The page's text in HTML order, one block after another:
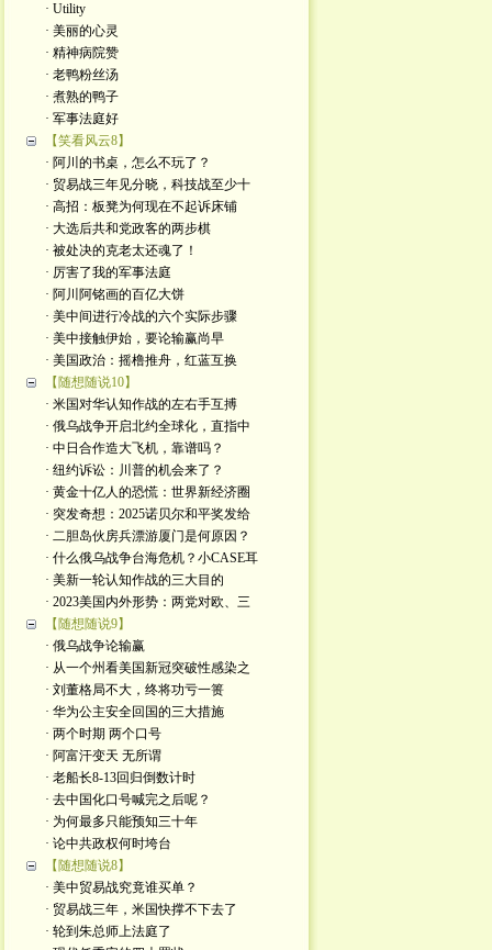
· Utility
· 美丽的心灵
· 精神病院赞
· 老鸭粉丝汤
· 煮熟的鸭子
· 军事法庭好
【笑看风云8】
· 阿川的书桌，怎么不玩了？
· 贸易战三年见分晓，科技战至少十
· 高招：板凳为何现在不起诉床铺
· 大选后共和党政客的两步棋
· 被处决的克老太还魂了！
· 厉害了我的军事法庭
· 阿川阿铭画的百亿大饼
· 美中间进行冷战的六个实际步骤
· 美中接触伊始，要论输赢尚早
· 美国政治：摇橹推舟，红蓝互换
【随想随说10】
· 米国对华认知作战的左右手互搏
· 俄乌战争开启北约全球化，直指中
· 中日合作造大飞机，靠谱吗？
· 纽约诉讼：川普的机会来了？
· 黄金十亿人的恐慌：世界新经济圈
· 突发奇想：2025诺贝尔和平奖发给
· 二胆岛伙房兵漂游厦门是何原因？
· 什么俄乌战争台海危机？小CASE耳
· 美新一轮认知作战的三大目的
· 2023美国内外形势：两党对欧、三
【随想随说9】
· 俄乌战争论输赢
· 从一个州看美国新冠突破性感染之
· 刘董格局不大，终将功亏一篑
· 华为公主安全回国的三大措施
· 两个时期 两个口号
· 阿富汗变天 无所谓
· 老船长8-13回归倒数计时
· 去中国化口号喊完之后呢？
· 为何最多只能预知三十年
· 论中共政权何时垮台
【随想随说8】
· 美中贸易战究竟谁买单？
· 贸易战三年，米国快撑不下去了
· 轮到朱总师上法庭了